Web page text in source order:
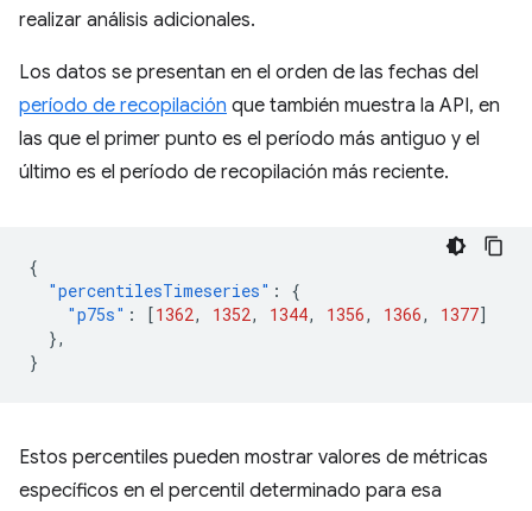
realizar análisis adicionales.
Los datos se presentan en el orden de las fechas del
período de recopilación que también muestra la API, en
las que el primer punto es el período más antiguo y el
último es el período de recopilación más reciente.
{
"percentilesTimeseries" :
{
"p75s" : [1362, 1352, 1344, 1356, 1366, 1377]
},
}
Estos percentiles pueden mostrar valores de métricas
específicos en el percentil determinado para esa